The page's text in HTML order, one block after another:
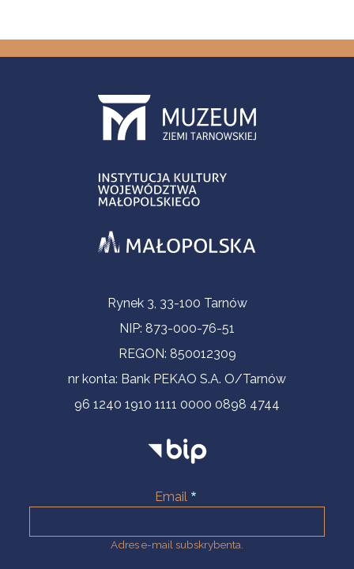
Informacje kontaktoweRynek 3, 33-100 Tarnów
NIP: 873-000-76-51
REGON: 850012309
nr konta: Bank PEKAO S.A. O/Tarnów
96 1240 1910 1111 0000 0898 4744
Email
Adres e-mail subskrybenta.